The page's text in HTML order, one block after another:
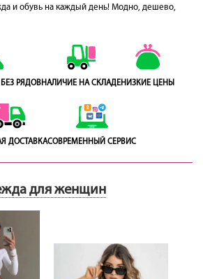
и обувь на каждый день! Модно, дешево,
РЯДОВНАЛИЧИЕ НА СКЛАДЕНИЗКИЕ ЦЕНЫ
ДОСТАВКАСОВРЕМЕННЫЙ СЕРВИС
для женщин